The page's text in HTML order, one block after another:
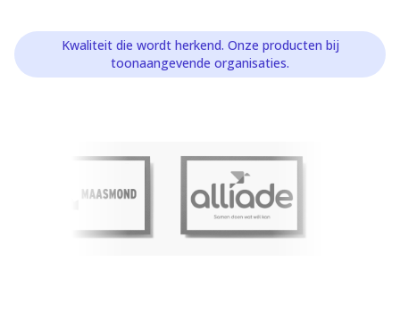
Kwaliteit die wordt herkend. Onze producten bij
toonaangevende organisaties.